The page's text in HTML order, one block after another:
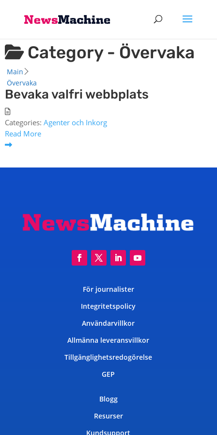
Category - Övervaka
Main
Övervaka
Bevaka valfri webbplats
Categories: Agenter och Inkorg
Read More
För journalister
Integritetspolicy
Användarvillkor
Allmänna leveransvillkor
Tillgänglighetsredogörelse
GEP
Blogg
Resurser
Kundsupport